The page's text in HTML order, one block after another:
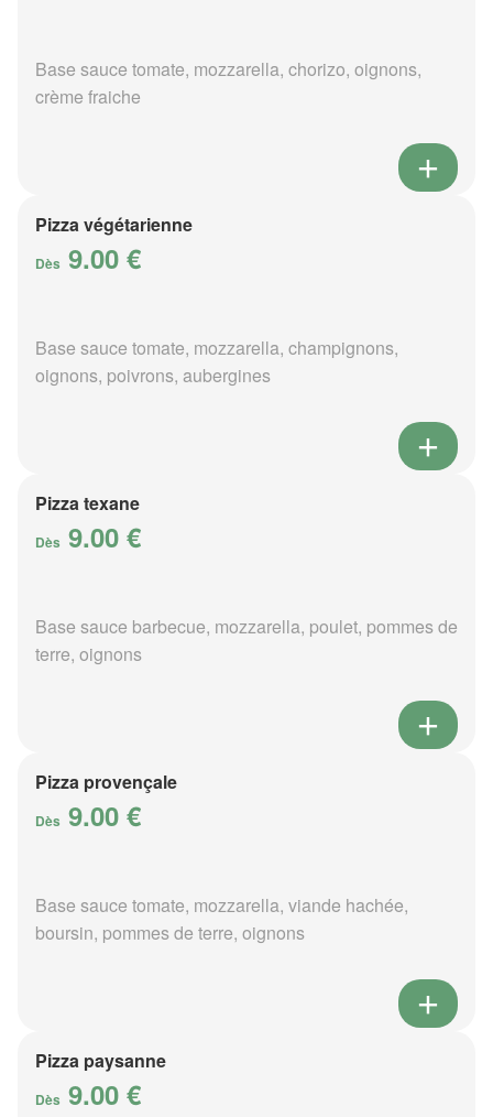
Base sauce tomate, mozzarella, chorizo, oignons,
crème fraiche
Pizza végétarienne
Dès 9.00 €
Base sauce tomate, mozzarella, champignons,
oignons, poivrons, aubergines
Pizza texane
Dès 9.00 €
Base sauce barbecue, mozzarella, poulet, pommes de
terre, oignons
Pizza provençale
Dès 9.00 €
Base sauce tomate, mozzarella, viande hachée,
boursin, pommes de terre, oignons
Pizza paysanne
Dès 9.00 €